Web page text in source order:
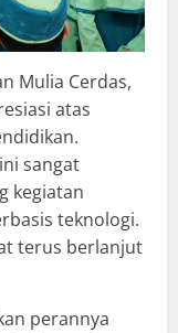
Mulia Cerdas,
atas
sangat
kegiatan
teknologi.
terus berlanjut
perannya